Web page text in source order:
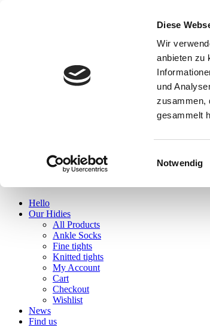
Diese
Wir
anbieten zu
und
zusammen,
gesammelt
Notwendig
All Products
Ankle Socks
Fine tights
Find us
Hello
Our Hidies
All Products
Ankle Socks
Fine tights
Knitted tights
My Account
Cart
Checkout
Wishlist
News
Find us